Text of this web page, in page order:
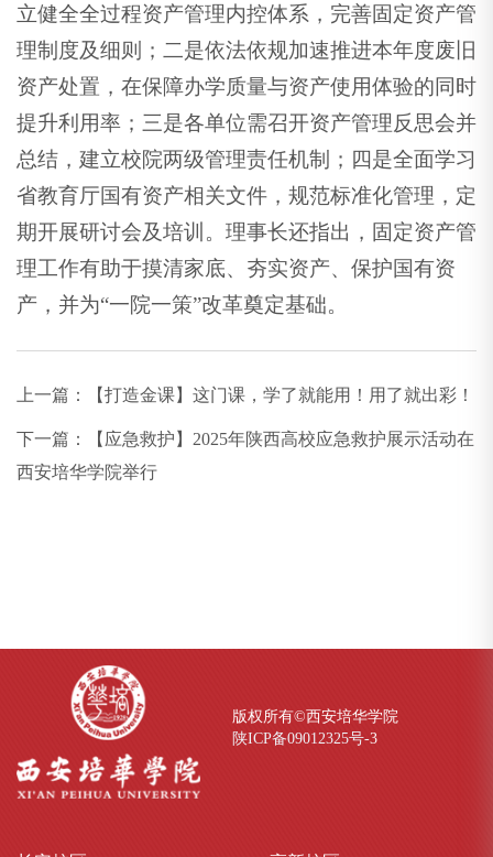
立健全全过程资产管理内控体系，完善固定资产管
理制度及细则；二是依法依规加速推进本年度废旧
资产处置，在保障办学质量与资产使用体验的同时
提升利用率；三是各单位需召开资产管理反思会并
总结，建立校院两级管理责任机制；四是全面学习
省教育厅国有资产相关文件，规范标准化管理，定
期开展研讨会及培训。理事长还指出，固定资产管
理工作有助于摸清家底、夯实资产、保护国有资
产，并为“一院一策”改革奠定基础。
上一篇： 【打造金课】这门课，学了就能用！用了就出彩！
下一篇：
【应急救护】2025年陕西高校应急救护展示活动在
西安培华学院举行
版权所有©西安培华学院
陕ICP备09012325号-3